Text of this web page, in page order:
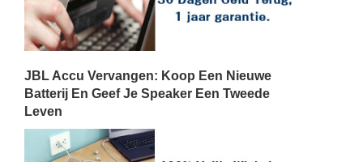
JBL Accu Vervangen: Koop Een Nieuwe
Batterij En Geef Je Speaker Een Tweede
Leven